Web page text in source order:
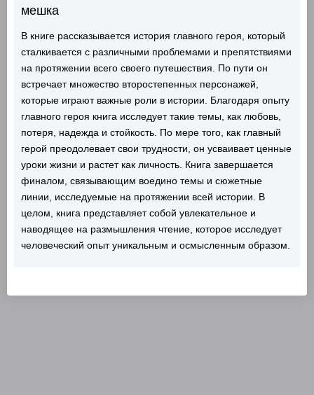
мешка
В книге рассказывается история главного героя, который
сталкивается с различными проблемами и препятствиями
на протяжении всего своего путешествия. По пути он
встречает множество второстепенных персонажей,
которые играют важные роли в истории. Благодаря опыту
главного героя книга исследует такие темы, как любовь,
потеря, надежда и стойкость. По мере того, как главный
герой преодолевает свои трудности, он усваивает ценные
уроки жизни и растет как личность. Книга завершается
финалом, связывающим воедино темы и сюжетные
линии, исследуемые на протяжении всей истории. В
целом, книга представляет собой увлекательное и
наводящее на размышления чтение, которое исследует
человеческий опыт уникальным и осмысленным образом.